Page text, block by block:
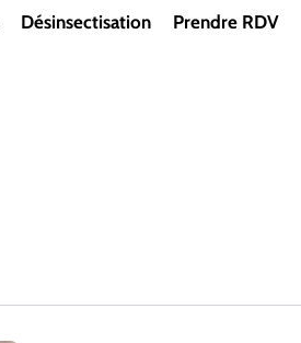
Désinsectisation Prendre RDV